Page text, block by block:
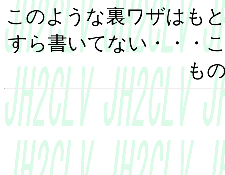
このような裏ワザはも
すら書いてない・・・
も